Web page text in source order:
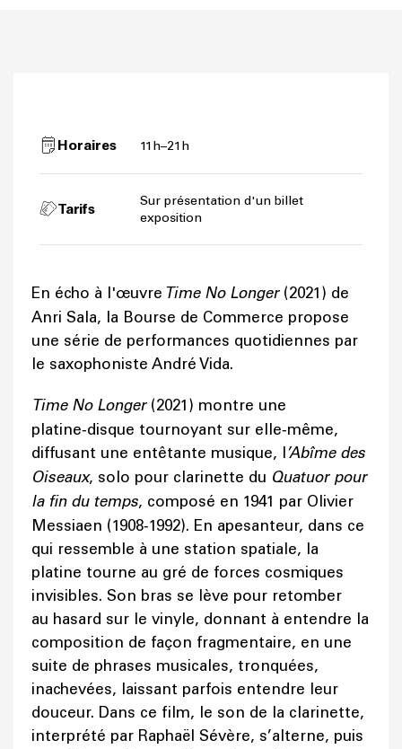
Horaires 11h–21h
Tarifs
Sur présentation d'un billet
exposition
En écho à l'œuvre Time No Longer(2021) de
Anri Sala, la Bourse de Commerce propose
une série de performances quotidiennes par
le saxophoniste André Vida.
Time No Longer(2021) montre une
platine‑disque tournoyant sur elle‑même,
diffusant une entêtante musique, l ’Abîme des
Oiseaux, solo pour clarinette du Quatuor pour
la fin du temps, composé en 1941 par Olivier
Messiaen (1908‑1992). En apesanteur, dans ce
qui ressemble à une station spatiale, la
platine tourne au gré de forces cosmiques
invisibles. Son bras se lève pour retomber
au hasard sur le vinyle, donnant à entendre la
composition de façon fragmentaire, en une
suite de phrases musicales, tronquées,
inachevées, laissant parfois entendre leur
douceur. Dans ce film, le son de la clarinette,
interprété par Raphaël Sévère, s’alterne, puis